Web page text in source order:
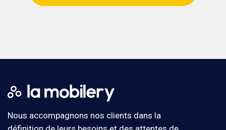
Nous accompagnons nos clients dans la